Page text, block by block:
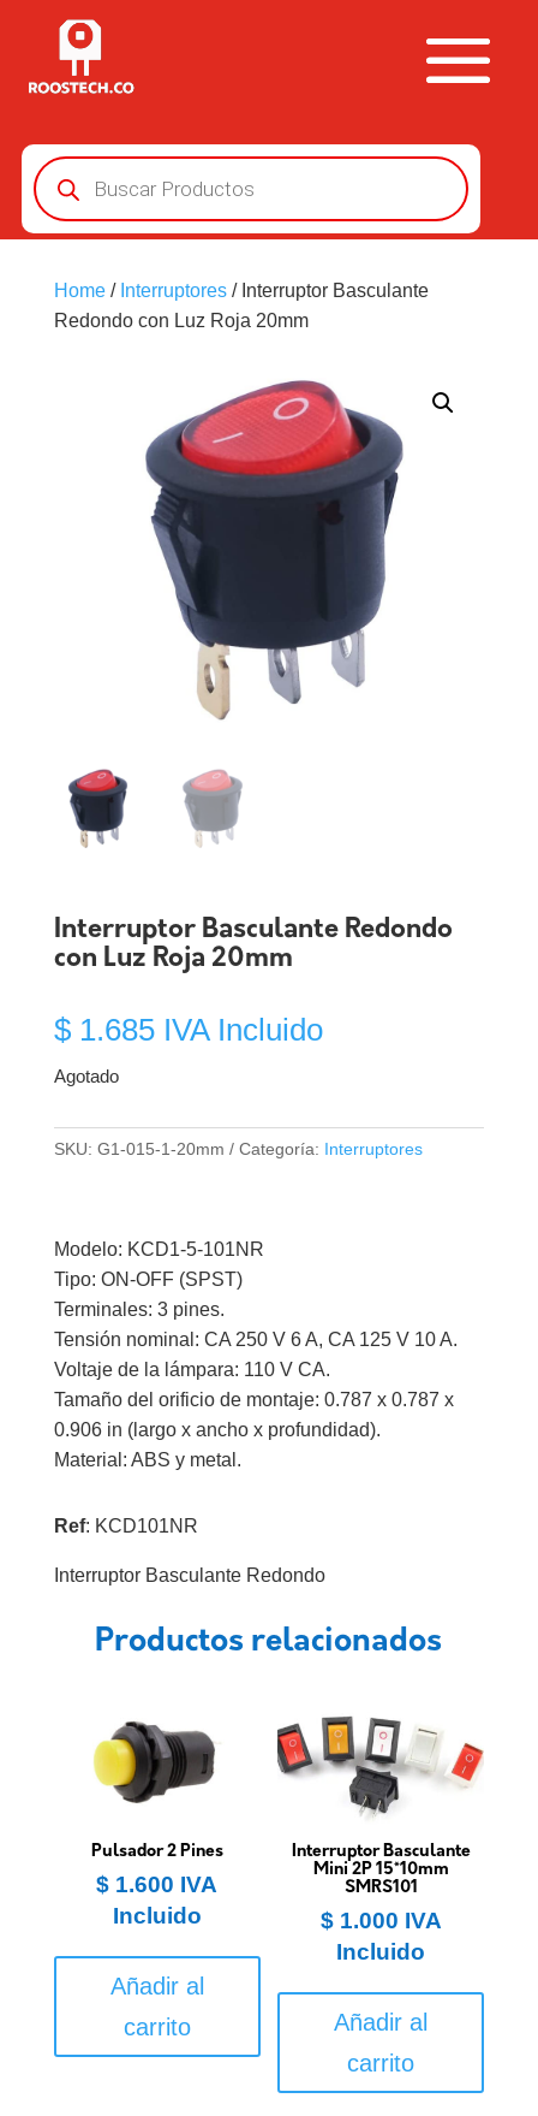
Búsqueda
de
productos
Home/ Interruptores/ Interruptor Basculante
Redondo con Luz Roja 20mm
Interruptor Basculante Redondo
con Luz Roja 20mm
$1.685 IVA Incluido
Agotado
SKU: G1-015-1-20mm Categoría: Interruptores
Modelo: KCD1-5-101NR
Tipo: ON-OFF (SPST)
Terminales: 3 pines.
Tensión nominal: CA 250 V 6 A, CA 125 V 10 A.
Voltaje de la lámpara: 110 V CA.
Tamaño del orificio de montaje: 0.787 x 0.787 x
0.906 in (largo x ancho x profundidad).
Material: ABS y metal.
Ref: KCD101NR
Interruptor Basculante Redondo
Productos relacionados
Pulsador 2 Pines
$ 1.600 IVA
Incluido
Añadir al
carrito
Interruptor Basculante
Mini 2P 15*10mm
SMRS101
$1.000 IVA
Incluido
Añadir al
carrito